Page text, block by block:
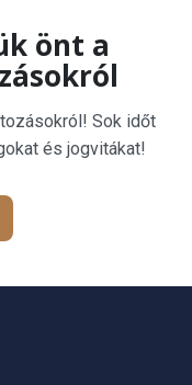
önt a
Sok időt
és jogvitákat!